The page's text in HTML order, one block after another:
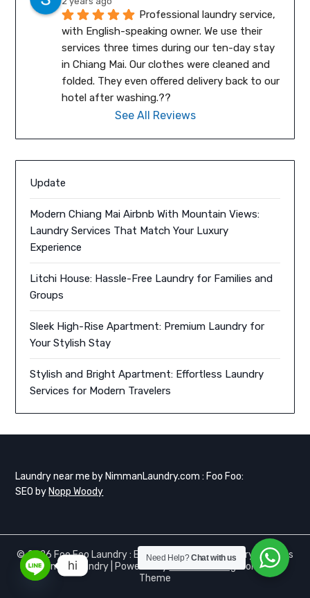
Professional laundry service,
with English-speaking owner. We use their
services three times during our ten-day stay
in Chiang Mai. Our clothes were cleaned and
folded. They even offered delivery back to our
hotel after washing.??
See All Reviews
Update
Modern Chiang Mai Airbnb With Mountain Views:
Laundry Services That Match Your Luxury
Experience
Litchi House: Hassle-Free Laundry for Families and
Groups
Sleek High-Rise Apartment: Premium Laundry for
Your Stylish Stay
Stylish and Bright Apartment: Effortless Laundry
Services for Modern Travelers
Laundry near me by NimmanLaundry.com : Foo Foo:
SEO by Nopp Woody
© 2026 Foo Foo Laundry : Express Same day Laundry services
– Nimman Laundry
| Powered by
WordPress
Theme
Need Help?Chat with us
hi